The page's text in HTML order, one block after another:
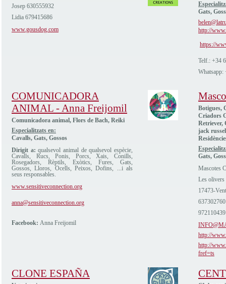
Josep 630555932
Lidia 679415686
www.gousdog.com
Gats,
http://
https://
Telf.: +34
Whatsapp:
COMUNICADORA
ANIMAL - Anna Freijomil
Comunicadora animal, Flors de Bach, Reiki
Especialitzats en:
Cavalls, Gats, Gossos
Dirigit a: qualsevol animal de qualsevol espècie,
Cavalls, Rucs, Ponis, Porcs, Xais, Conills,
Rosegadors, Rèptils, Exòtics, Fures, Gats,
Gossos, Lloros, Ocells, Peixos, Dofins, ...i als
seus responsables.
www.sensitiveconnection.org
anna@sensitiveconnection.org
Facebook: Anna Freijomil
Botigues,
Criadors
Retriever,
jack
Gats,
Mascotes
Les
17473-
637302760
972110439
http://
http://
fref=ts
CLONE ESPAÑA